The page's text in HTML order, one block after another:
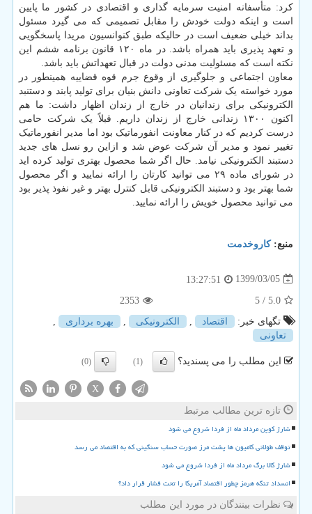
کرد: متأسفانه امنیت سرمایه گذاری و اقتصادی در کشور ما پایین
است و اینکه دولت خودش را مقابل تصمیمی که می گیرد مسئول
بداند خیلی ضعیف است در حالیکه طبق کنوانسیون مریدا پاسخگویی
و تعهد پذیری باید همراه باشد. در ماه ۱۲۰ قانون برنامه ششم این
نکته است که مسئولیت مدنی دولت در قبال تعهداتش باید باشد.
معاون اجتماعی و جلوگیری از وقوع جرم قوه قضاییه همینطور در
مورد خواسته یک شرکت تعاونی دانش بنیان برای تولید پابند و دستنبد
الکترونیکی برای زندانیان در خارج از زندان اظهار داشت: ما هم
اکنون ۱۳۰۰ زندانی خارج از زندان داریم. قبلاً یک شرکت حامی
درست کردیم که در کنار معاونت انفورماتیک بود اما مدیر انفورماتیک
تغییر نمود و مدیر آن شرکت عوض شد و ازاین رو نسل های جدید
دستبند الکترونیکی نیامد. حال اگر شما محصول بهتری تولید کرده اید
در شورای ماده ۲۹ می توانید کارتان را ارائه نمایید و اگر محصول
شما بهتر بود و دستبند الکترونیکی قابل کنترل بهتر و غیر نفوذ پذیر بود
می توانید محصول خویش را ارائه نمایید.
منبع:كاروخدمت
1399/03/05
13:27:51
5.0
/ 5
2353
تگهای خبر:
اقتصاد الكترونیكی بهره برداری
تعاونی
این مطلب را می پسندید؟ (1)
(0)
X
تازه ترین مطالب مرتبط
شارژ کوپن مرداد ماه از فردا شروع می شود
توقف طولانی کامیون ها پشت مرز صورت حساب سنگینی که به اقتصاد می رسد
شارژ کالا برگ مرداد ماه از فردا شروع می شود
انسداد تنگه هرمز چطور اقتصاد آمریکا را تحت فشار قرار داد؟
نظرات بینندگان در مورد این مطلب